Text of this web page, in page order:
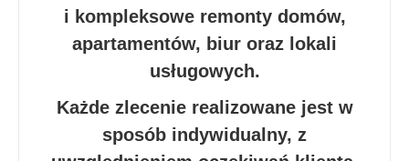
i kompleksowe remonty domów,
apartamentów, biur oraz lokali
usługowych.
Każde zlecenie realizowane jest w
sposób indywidualny, z